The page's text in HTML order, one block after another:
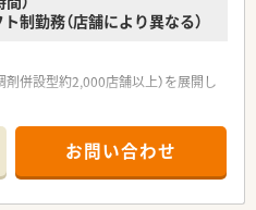
制勤務（店舗により異なる）
併設型約2,000店舗以上）を展開し
すが、経験の少ない方でも500万前
な社内研修や外部組織と連携した研
お問い合わせ